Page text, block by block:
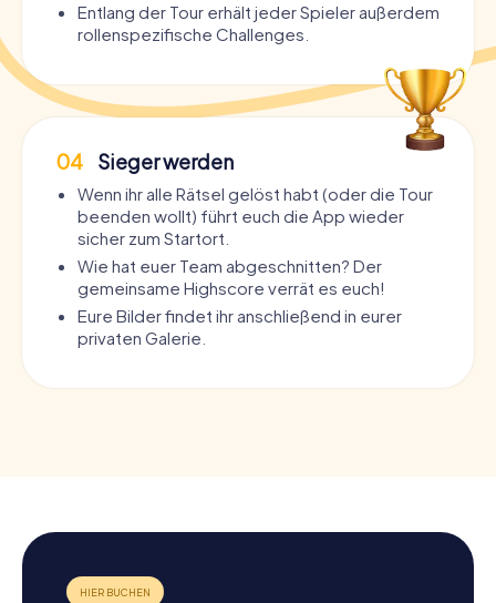
Entlang der Tour erhält jeder Spieler außerdem
rollenspezifische Challenges.
04 Sieger werden
Wenn ihr alle Rätsel gelöst habt (oder die Tour
beenden wollt) führt euch die App wieder
sicher zum Startort.
Wie hat euer Team abgeschnitten? Der
gemeinsame Highscore verrät es euch!
Eure Bilder findet ihr anschließend in eurer
privaten Galerie.